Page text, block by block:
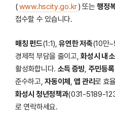
(www.hscity.go.kr) 또는행정
접수할 수 있습니다.
매칭 펀드(1:1),유연한 저축(10만
경제적 부담을 줄이고,화성시 내
활성화합니다. 소득 증빙 주민등록
준수하고,자동이체 ,앱 관리 로 효
화성시 청년정책과(031-5189-
로 연락하세요.